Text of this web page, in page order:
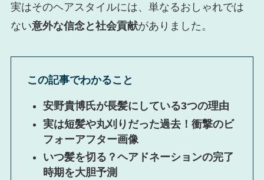
実はそのヘアスタイルには、単なるおしゃれでは
ない意外な信念と社会貢献がありました。
この記事でわかること
安野貴博氏が長髪にしている3つの理由
実は短髪や丸刈りだった過去！衝撃のビ
フォーアフター画像
いつ髪を切る？ヘアドネーションの完了
時期を大胆予測